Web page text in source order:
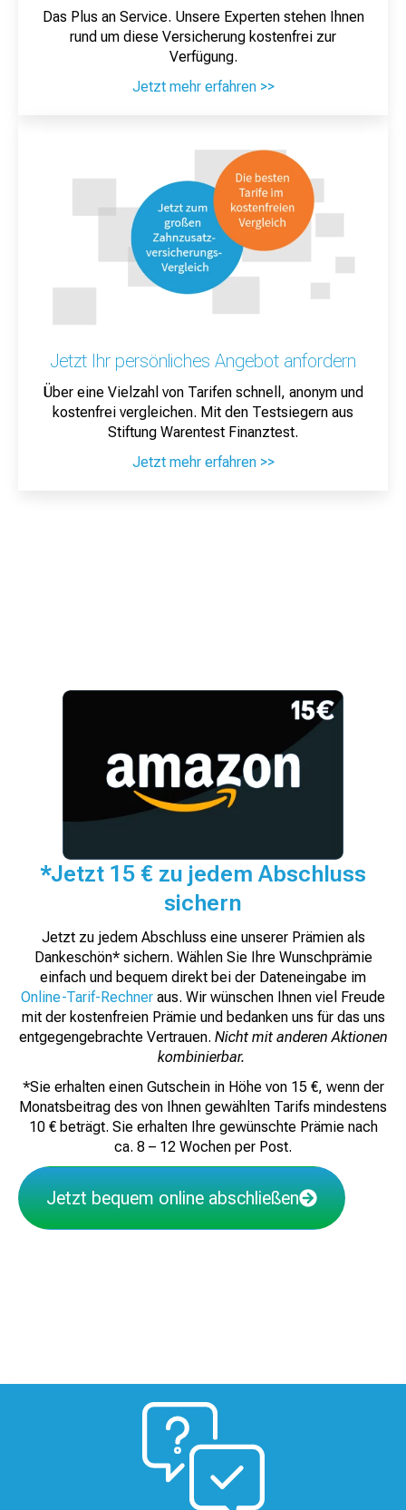
Das Plus an Service. Unsere Experten stehen Ihnen
rund um diese Versicherung kostenfrei zur
Verfügung.
Jetzt mehr erfahren >>
Jetzt Ihr persönliches Angebot anfordern
Über eine Vielzahl von Tarifen schnell, anonym und
kostenfrei vergleichen. Mit den Testsiegern aus
Stiftung Warentest Finanztest.
Jetzt mehr erfahren >>
*Jetzt 15 € zu jedem Abschluss
sichern
Jetzt zu jedem Abschluss eine unserer Prämien als
Dankeschön* sichern. Wählen Sie Ihre Wunschprämie
einfach und bequem direkt bei der Dateneingabe im
Online-Tarif-Rechner aus. Wir wünschen Ihnen viel Freude
mit der kostenfreien Prämie und bedanken uns für das uns
entgegengebrachte Vertrauen. Nicht mit anderen Aktionen
kombinierbar.
*Sie erhalten einen Gutschein in Höhe von 15 €, wenn der
Monatsbeitrag des von Ihnen gewählten Tarifs mindestens
10 € beträgt. Sie erhalten Ihre gewünschte Prämie nach
ca. 8 – 12 Wochen per Post.
Jetzt bequem online abschließen